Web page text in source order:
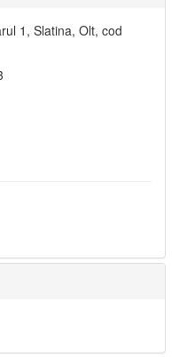
1, Slatina, Olt, cod